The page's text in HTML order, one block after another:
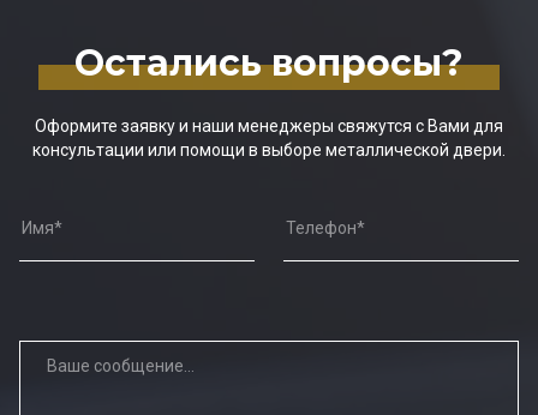
Остались вопросы?
Оформите заявку и наши менеджеры свяжутся с Вами для
консультации или помощи в выборе металлической двери.